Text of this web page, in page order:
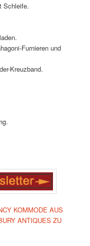
Schleife.
Furnieren und
Kreuzband.
KOMMODE AUS
ANTIQUES ZU